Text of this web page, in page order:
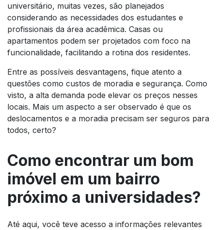
universitário, muitas vezes, são planejados
considerando as necessidades dos estudantes e
profissionais da área acadêmica. Casas ou
apartamentos podem ser projetados com foco na
funcionalidade, facilitando a rotina dos residentes.
Entre as possíveis desvantagens, fique atento a
questões como custos de moradia e segurança. Como
visto, a alta demanda pode elevar os preços nesses
locais. Mais um aspecto a ser observado é que os
deslocamentos e a moradia precisam ser seguros para
todos, certo?
Como encontrar um bom
imóvel em um bairro
próximo a universidades?
Até aqui, você teve acesso a informações relevantes